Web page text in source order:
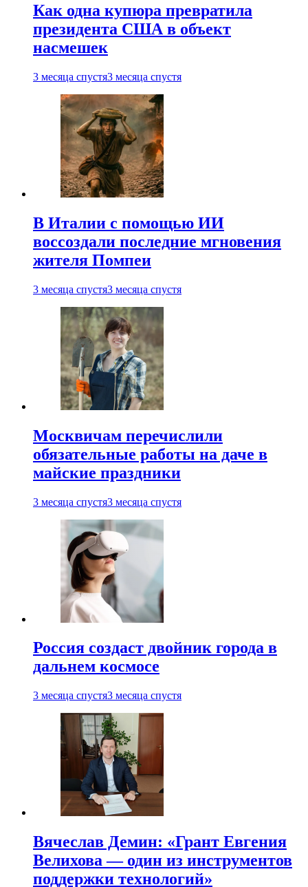
Как одна купюра превратила
президента США в объект
насмешек
3 месяца спустя3 месяца спустя
В Италии с помощью ИИ
воссоздали последние мгновения
жителя Помпеи
3 месяца спустя3 месяца спустя
Москвичам перечислили
обязательные работы на даче в
майские праздники
3 месяца спустя3 месяца спустя
Россия создаст двойник города в
дальнем космосе
3 месяца спустя3 месяца спустя
Вячеслав Демин: «Грант Евгения
Велихова — один из инструментов
поддержки технологий»